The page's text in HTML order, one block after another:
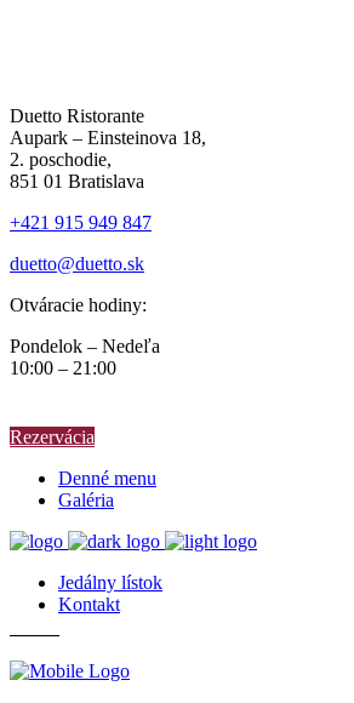
Duetto Ristorante
Aupark – Einsteinova 18,
2. poschodie,
851 01 Bratislava
+421 915 949 847
duetto@duetto.sk
Otváracie hodiny:
Pondelok – Nedeľa
10:00 – 21:00
Rezervácia
Denné menu
Galéria
Jedálny lístok
Kontakt